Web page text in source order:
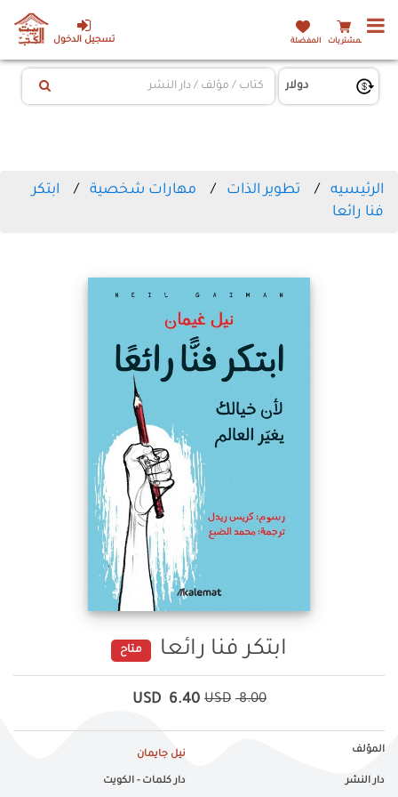
تسجيل الدخول المشتريات المفضلة
الرئيسيه تطوير الذات مهارات شخصية
ابتكر
فنا رائعا
ابتكر فنا رائعا متاح
8.00
USD
6.40
USD
المؤلف نيل جايمان
دار النشر دار كلمات - الكويت